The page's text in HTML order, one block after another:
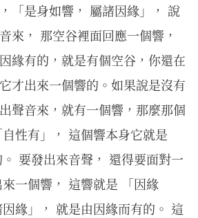
「是身如響， 屬諸因緣」， 說
來， 那空谷裡面回應一個響，
緣有的，就是有個空谷，你還在
才出來一個響的。如果說是沒有
聲音來，就有一個響，那麼那個
性有」， 這個響本身它就是
要發出來音聲， 還得要面對一
一個響， 這響就是 「因緣
緣」， 就是由因緣而有的。 這